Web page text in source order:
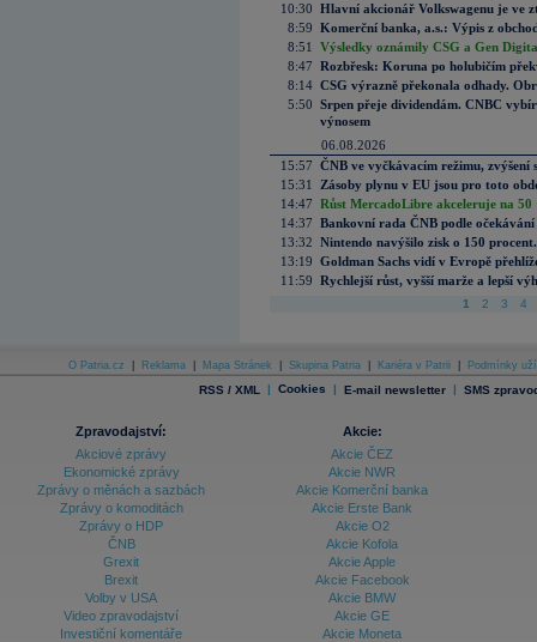
10:30 Hlavní akcionář Volkswagenu je ve
8:59 Komerční banka, a.s.: Výpis z
8:51
Výsledky oznámily CSG a Gen
8:47 Rozbřesk: Koruna po holubičím
8:14 CSG výrazně překonala odhady.
5:50 Srpen přeje dividendám. CNBC
výnosem
06.08.2026
15:57 ČNB ve vyčkávacím režimu, zvýšení
15:31
Zásoby plynu v EU jsou pro toto
14:47 Růst MercadoLibre akceleruje na
14:37 Bankovní rada ČNB podle
13:32 Nintendo navýšilo zisk o 150
13:19 Goldman Sachs vidí v Evropě
11:59 Rychlejší růst, vyšší marže a lepší
1 2 3 4
O Patria.cz Reklama Mapa Stránek Skupina Patria Kariéra v Patrii Podmínky
RSS / XML | Cookies | E-mail newsletter | SMS
Zpravodajství:
Akciové zprávy
Ekonomické zprávy
Zprávy o měnách a sazbách
Zprávy o komoditách
Zprávy o HDP
ČNB
Grexit
Brexit
Volby v USA
Video zpravodajství
Investiční komentáře
Akcie:
Akcie ČEZ
Akcie NWR
Akcie Komerční banka
Akcie Erste Bank
Akcie O2
Akcie Kofola
Akcie Apple
Akcie Facebook
Akcie BMW
Akcie GE
Akcie Moneta